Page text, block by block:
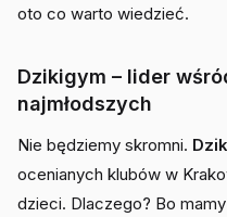
oto co warto wiedzieć.
Dzikigym – lider
najmłodszych
Nie będziemy skromni.
ocenianych klubów w
dzieci. Dlaczego? Bo